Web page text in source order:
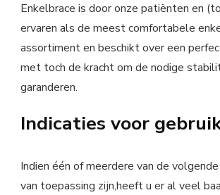
Enkelbrace is door onze patiënten en
ervaren als de meest comfortabele
assortiment en beschikt over een
met toch de kracht om de nodige
garanderen.
Indicaties voor
Indien één of meerdere van de
van toepassing zijn,heeft u er al veel